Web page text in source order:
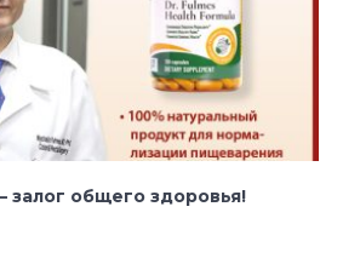
залог общего здоровья!